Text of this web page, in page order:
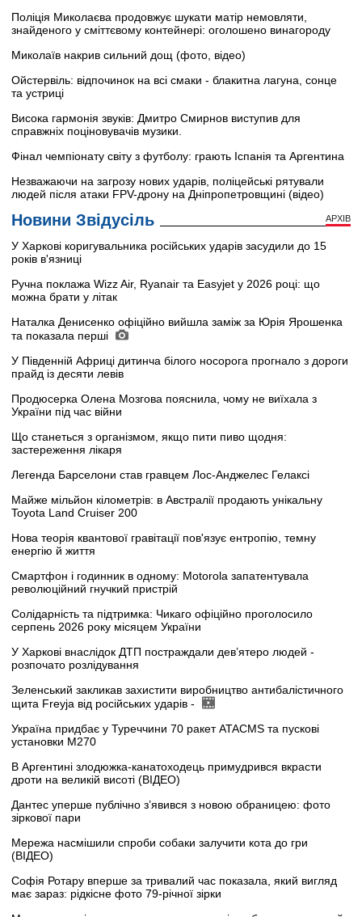
Поліція Миколаєва продовжує шукати матір немовляти,
знайденого у сміттєвому контейнері: оголошено винагороду
Миколаїв накрив сильний дощ (фото, відео)
Ойстервіль: відпочинок на всі смаки - блакитна лагуна, сонце
та устриці
Висока гармонія звуків: Дмитро Смирнов виступив для
справжніх поціновувачів музики.
Фінал чемпіонату світу з футболу: грають Іспанія та Аргентина
Незважаючи на загрозу нових ударів, поліцейські рятували
людей після атаки FPV-дрону на Дніпропетровщині (відео)
Новини Звідусіль АРХІВ
У Харкові коригувальника російських ударів засудили до 15
років в'язниці
Ручна поклажа Wizz Air, Ryanair та Easyjet у 2026 році: що
можна брати у літак
Наталка Денисенко офіційно вийшла заміж за Юрія Ярошенка
та показала перші
У Південній Африці дитинча білого носорога прогнало з дороги
прайд із десяти левів
Продюсерка Олена Мозгова пояснила, чому не виїхала з
України під час війни
Що станеться з організмом, якщо пити пиво щодня:
застереження лікаря
Легенда Барселони став гравцем Лос-Анджелес Гелаксі
Майже мільйон кілометрів: в Австралії продають унікальну
Toyota Land Cruiser 200
Нова теорія квантової гравітації пов'язує ентропію, темну
енергію й життя
Смартфон і годинник в одному: Motorola запатентувала
революційний гнучкий пристрій
Солідарність та підтримка: Чикаго офіційно проголосило
серпень 2026 року місяцем України
У Харкові внаслідок ДТП постраждали дев’ятеро людей -
розпочато розлідування
Зеленський закликав захистити виробництво антибалістичного
щита Freyja від російських ударів -
Україна придбає у Туреччини 70 ракет ATACMS та пускові
установки M270
В Аргентині злодюжка-канатоходець примудрився вкрасти
дроти на великій висоті (ВІДЕО)
Дантес уперше публічно з’явився з новою обраницею: фото
зіркової пари
Мережа насмішили спроби собаки залучити кота до гри
(ВІДЕО)
Софія Ротару вперше за тривалий час показала, який вигляд
має зараз: рідкісне фото 79-річної зірки